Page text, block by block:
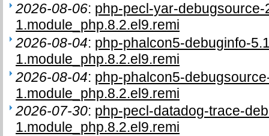
2026-08-06: php-pecl-yar-debugsource-
1.module_php.8.2.el9.remi
2026-08-04: php-phalcon5-debuginfo-
1.module_php.8.2.el9.remi
2026-08-04: php-phalcon5-
1.module_php.8.2.el9.remi
2026-07-30: php-pecl-datadog-trace-
1.module_php.8.2.el9.remi